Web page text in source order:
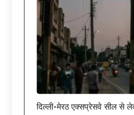
दिल्ली-मेरठ एक्सप्रेसवे सील से